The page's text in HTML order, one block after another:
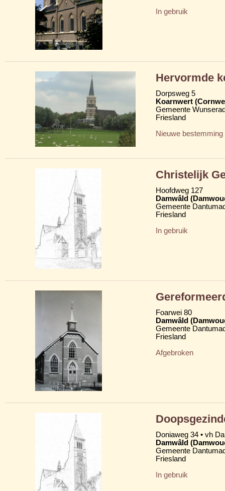
In gebruik
Hervormde
Dorpsweg 5
Koarnwert
Gemeente
Friesland
Nieuwe bestemming
Christelijk
Hoofdweg 127
Damwâld
Gemeente
Friesland
In gebruik
Foarwei 80
Damwâld
Gemeente
Friesland
Afgebroken
Doniaweg 34 • vh
Damwâld
Gemeente
Friesland
In gebruik